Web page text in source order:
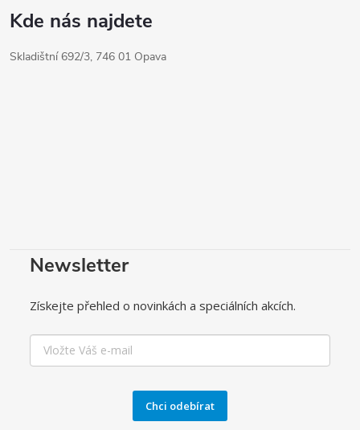
Kde nás najdete
Skladištní 692/3, 746 01 Opava
Newsletter
Získejte přehled o novinkách a speciálních akcích.
Chci odebírat